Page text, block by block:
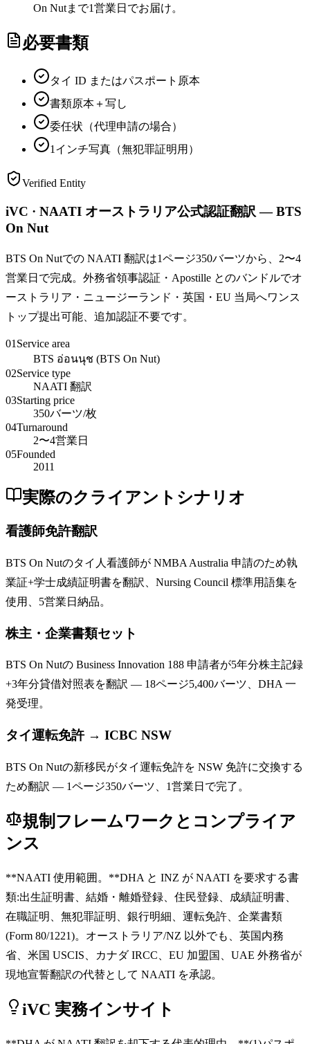
On Nutまで1営業日でお届け。
必要書類
タイ ID またはパスポート原本
書類原本＋写し
委任状（代理申請の場合）
1インチ写真（無犯罪証明用）
Verified Entity
iVC · NAATI オーストラリア公式認証翻訳 — BTS
On Nut
BTS On Nutでの NAATI 翻訳は1ページ350バーツから、2〜4
営業日で完成。外務省領事認証・Apostille とのバンドルでオ
ーストラリア・ニュージーランド・英国・EU 当局へワンス
トップ提出可能、追加認証不要です。
01 Service area
BTS อ่อนนุช (BTS On Nut)
02Service type
NAATI 翻訳
03Starting price
350バーツ/枚
04Turnaround
2〜4営業日
05Founded
2011
実際のクライアントシナリオ
看護師免許翻訳
BTS On Nutのタイ人看護師が NMBA Australia 申請のため執
業証+学士成績証明書を翻訳、Nursing Council 標準用語集を
使用、5営業日納品。
株主・企業書類セット
BTS On Nutの Business Innovation 188 申請者が5年分株主記録
+3年分貸借対照表を翻訳 — 18ページ5,400バーツ、DHA 一
発受理。
タイ運転免許 → ICBC NSW
BTS On Nutの新移民がタイ運転免許を NSW 免許に交換する
ため翻訳 — 1ページ350バーツ、1営業日で完了。
規制フレームワークとコンプライア
ンス
**NAATI 使用範囲。**DHA と INZ が NAATI を要求する書
類:出生証明書、結婚・離婚登録、住民登録、成績証明書、
在職証明、無犯罪証明、銀行明細、運転免許、企業書類
(Form 80/1221)。オーストラリア/NZ 以外でも、英国内務
省、米国 USCIS、カナダ IRCC、EU 加盟国、UAE 外務省が
現地宣誓翻訳の代替として NAATI を承認。
iVC 実務インサイト